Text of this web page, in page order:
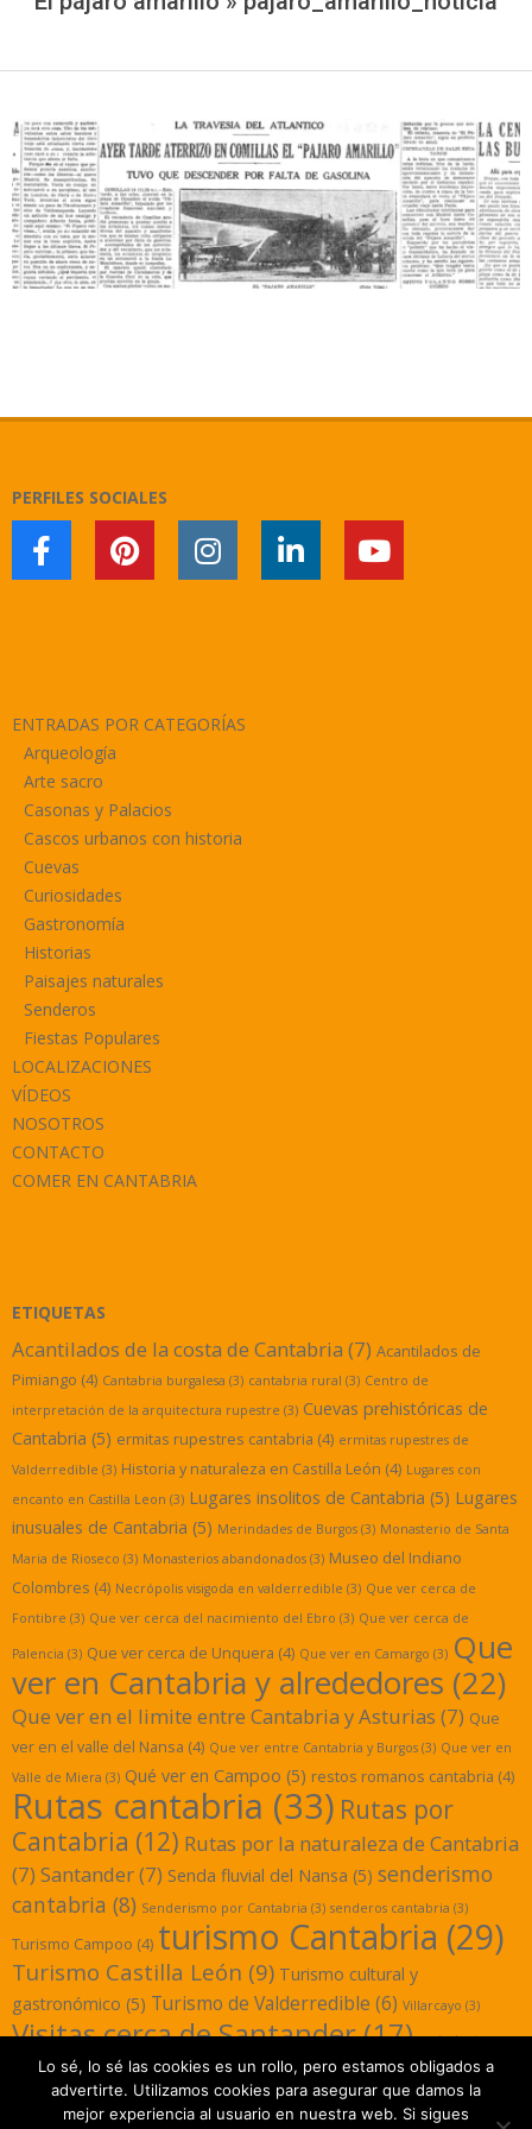
PERFILES SOCIALES
ENTRADAS POR CATEGORÍAS
Arqueología
Arte sacro
Casonas y Palacios
Cascos urbanos con historia
Cuevas
Curiosidades
Gastronomía
Historias
Paisajes naturales
Senderos
Fiestas Populares
LOCALIZACIONES
VÍDEOS
NOSOTROS
CONTACTO
COMER EN CANTABRIA
ETIQUETAS
Acantilados de la costa de Cantabria (7) Acantilados de
Pimiango (4) Cantabria burgalesa (3) cantabria rural (3) Centro de
interpretación de la arquitectura rupestre (3) Cuevas prehistóricas de
Cantabria (5) ermitas rupestres cantabria (4) ermitas rupestres de
Valderredible (3) Historia y naturaleza en Castilla León (4) Lugares con
encanto en Castilla Leon (3) Lugares insolitos de Cantabria (5) Lugares
inusuales de Cantabria (5) Merindades de Burgos (3) Monasterio de Santa
Maria de Rioseco (3) Monasterios abandonados (3) Museo del Indiano
Colombres (4) Necrópolis visigoda en valderredible (3) Que ver cerca de
Fontibre (3) Que ver cerca del nacimiento del Ebro (3) Que ver cerca de
Palencia (3) Que ver cerca de Unquera (4) Que ver en Camargo (3) Que
ver en Cantabria y alrededores (22)
Que ver en el limite entre Cantabria y Asturias (7) Que
ver en el valle del Nansa (4) Que ver entre Cantabria y Burgos (3) Que ver en
Valle de Miera (3) Qué ver en Campoo (5) restos romanos cantabria (4)
Rutas cantabria (33) Rutas por
Cantabria (12) Rutas por la naturaleza de Cantabria
(7) Santander(7) Senda fluvial del Nansa (5) senderismo
cantabria (8) Senderismo por Cantabria (3) senderos cantabria (3)
Turismo Campoo (4) turismo Cantabria (29)
Turismo Castilla León (9) Turismo cultural y
gastronómico (5) Turismo de Valderredible (6) Villarcayo (3)
Visitas cerca de Santander(17) yacimientos
romanos cantabria(3)
Lo sé, lo sé las cookies es un rollo, pero estamos obligados a
advertirte. Utilizamos cookies para asegurar que damos la
mejor experiencia al usuario en nuestra web. Si sigues